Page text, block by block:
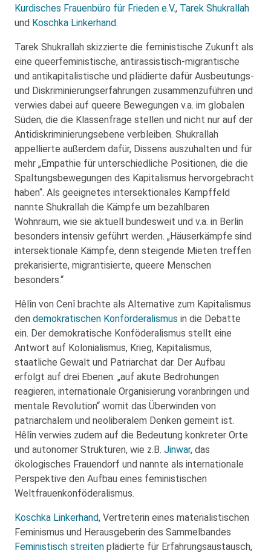
Kurdisches Frauenbüro für Frieden e.V., Tarek Shukrallah
und Koschka Linkerhand.
Tarek Shukrallah skizzierte die feministische Zukunft als
eine queerfeministische, antirassistisch-migrantische
und antikapitalistische und plädierte dafür Ausbeutungs-
und Diskriminierungserfahrungen zusammenzuführen und
verwies dabei auf queere Bewegungen v.a. im globalen
Süden, die die Klassenfrage stellen und nicht nur auf der
Antidiskriminierungsebene verbleiben. Shukrallah
appellierte außerdem dafür, Dissens auszuhalten und für
mehr „Empathie für unterschiedliche Positionen, die die
Spaltungsbewegungen des Kapitalismus hervorgebracht
haben“. Als geeignetes intersektionales Kampffeld
nannte Shukrallah die Kämpfe um bezahlbaren
Wohnraum, wie sie aktuell bundesweit und v.a. in Berlin
besonders intensiv geführt werden. „Häuserkämpfe sind
intersektionale Kämpfe, denn steigende Mieten treffen
prekarisierte, migrantisierte, queere Menschen
besonders.“
Hêlîn von Cenî brachte als Alternative zum Kapitalismus
den demokratischen Konförderalismus in die Debatte
ein. Der demokratische Konföderalismus stellt eine
Antwort auf Kolonialismus, Krieg, Kapitalismus,
staatliche Gewalt und Patriarchat dar. Der Aufbau
erfolgt auf drei Ebenen: „auf akute Bedrohungen
reagieren, internationale Organisierung voranbringen und
mentale Revolution“ womit das Überwinden von
patriarchalem und neoliberalem Denken gemeint ist.
Hêlîn verwies zudem auf die Bedeutung konkreter Orte
und autonomer Strukturen, wie z.B. Jinwar, das
ökologisches Frauendorf und nannte als internationale
Perspektive den Aufbau eines feministischen
Weltfrauenkonföderalismus.
Koschka Linkerhand, Vertreterin eines materialistischen
Feminismus und Herausgeberin des Sammelbandes
Feministisch streiten plädierte für Erfahrungsaustausch,